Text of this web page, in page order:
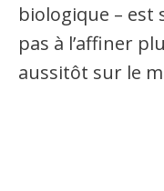
biologique – est
pas à l’affiner
aussitôt sur le